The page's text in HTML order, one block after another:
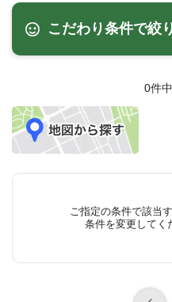
こだわり条件で絞
0件
ご指定の条件で該当
条件を変更してく